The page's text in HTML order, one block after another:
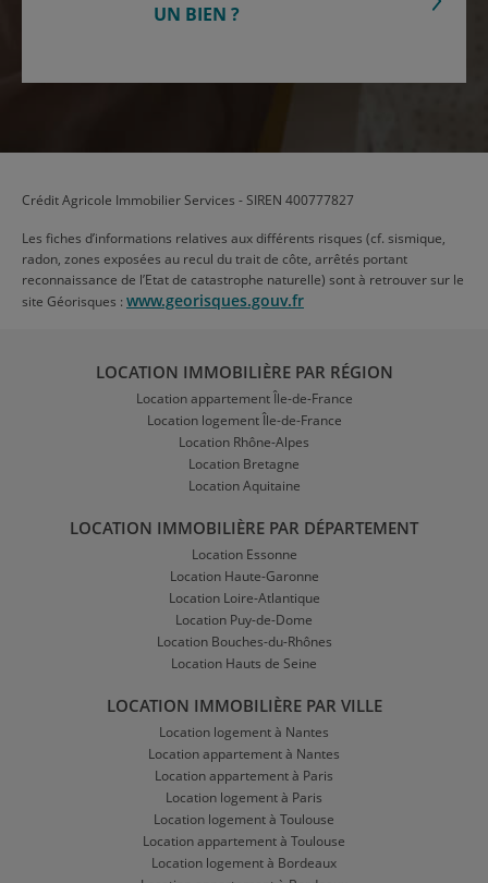
UN BIEN ?
Crédit Agricole Immobilier Services - SIREN 400777827
Les fiches d’informations relatives aux différents risques (cf. sismique,
radon, zones exposées au recul du trait de côte, arrêtés portant
reconnaissance de l’Etat de catastrophe naturelle) sont à retrouver sur le
site Géorisques : www.georisques.gouv.fr
LOCATION IMMOBILIÈRE PAR RÉGION
Location appartement Île-de-France
Location logement Île-de-France
Location Rhône-Alpes
Location Bretagne
Location Aquitaine
LOCATION IMMOBILIÈRE PAR DÉPARTEMENT
Location Essonne
Location Haute-Garonne
Location Loire-Atlantique
Location Puy-de-Dome
Location Bouches-du-Rhônes
Location Hauts de Seine
LOCATION IMMOBILIÈRE PAR VILLE
Location logement à Nantes
Location appartement à Nantes
Location appartement à Paris
Location logement à Paris
Location logement à Toulouse
Location appartement à Toulouse
Location logement à Bordeaux